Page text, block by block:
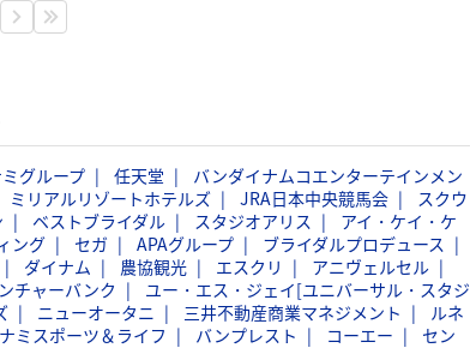
グループ 任天堂
バンダイナムコエンターテインメン
ミリアルリゾートホテルズ JRA日本中央競馬会
スクウ
ベストブライダル スタジオアリス
アイ・ケイ・ケ
ング セガ APAグループ
ブライダルプロデュース
ダイナム 農協観光 エスクリ
アニヴェルセル
チャーバンク
ユー・エス・ジェイ[ユニバーサル・スタジ
ニューオータニ 三井不動産商業マネジメント
ルネ
ミスポーツ＆ライフ バンプレスト コーエー
セン